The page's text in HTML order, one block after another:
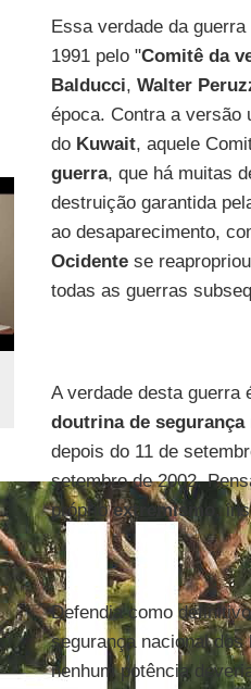
Essa verdade da guerra
1991 pelo "Comitê da
Balducci, Walter
época. Contra a versão
do Kuwait, aquele
guerra, que há muitas
destruição garantida
ao desaparecimento,
Ocidentese
todas as guerras
A verdade desta guerra
doutrina de
depois do 11 de
setembro de 2002.
próprioextremismo ,
Defendia como
segurança nacional dos
nenhum potência